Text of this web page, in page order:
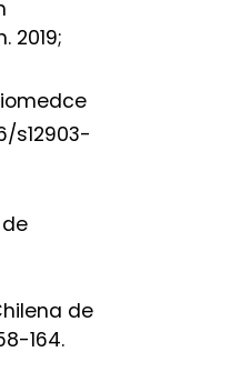
2019;
s12903-
de
de
164.